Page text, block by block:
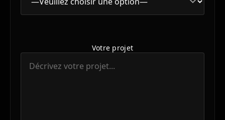
Votre projet